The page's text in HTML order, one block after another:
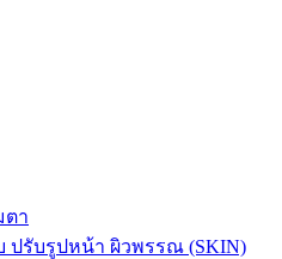
ตา
ปรับรูปหน้า ผิวพรรณ (SKIN)